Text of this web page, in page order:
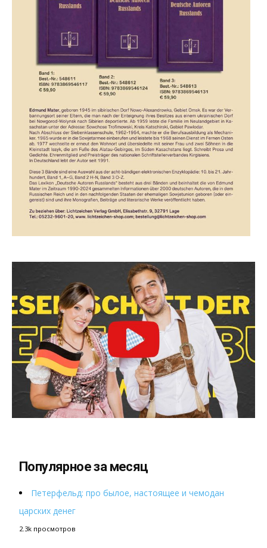
Популярное за месяц
Петерфельд: про былое, настоящее и чемодан
царских денег
2.3k просмотров